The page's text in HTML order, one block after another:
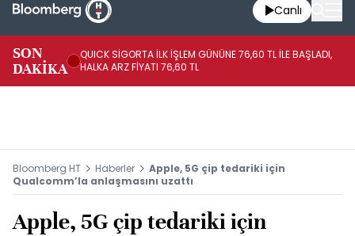
Canlı
SON
DAKİKA
QUICK SİGORTA İLK İŞLEM GÜNÜNE 76,60 TL İLE BAŞLADI,
HALKA ARZ FİYATI 76,60 TL
Bloomberg HT Haberler
Apple, 5G çip tedariki için
Qualcomm’la anlaşmasını uzattı
Apple, 5G çip tedariki için